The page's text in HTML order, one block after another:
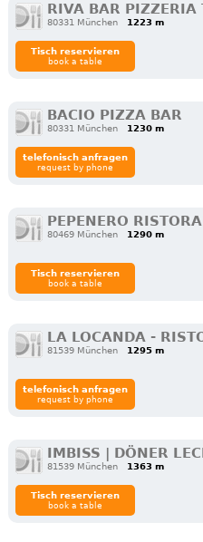
RIVA BAR PIZZERIA
80331 München 1223 m
Tisch reservieren
book a table
BACIO PIZZA BAR
80331 München 1230 m
telefonisch anfragen
request by phone
PEPENERO
80469 München
1290 m
Tisch reservieren
book a table
LA LOCANDA -
81539 München
1295 m
telefonisch anfragen
request by phone
IMBISS | DÖNER
81539 München 1363 m
Tisch reservieren
book a table